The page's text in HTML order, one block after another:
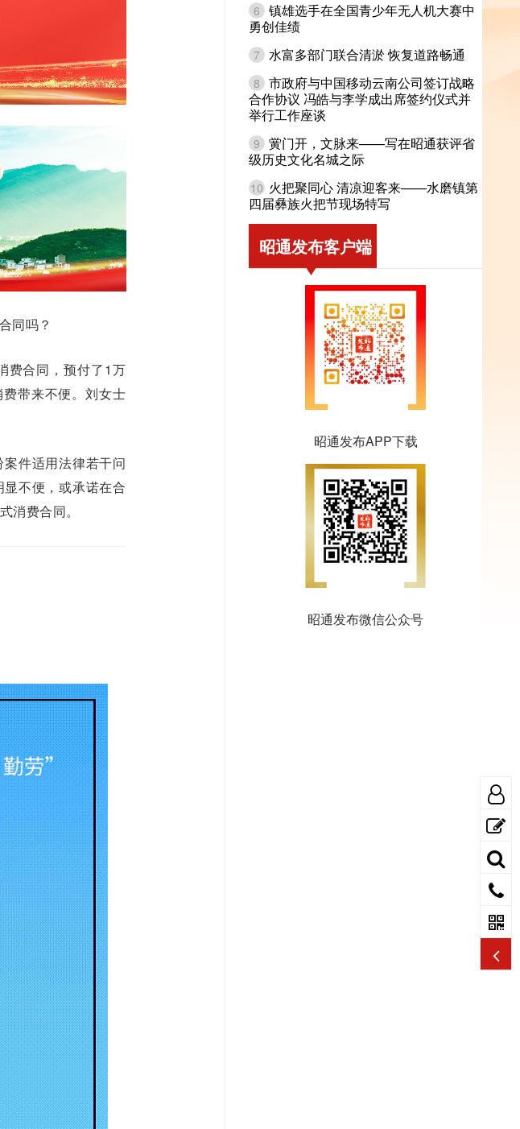
同吗？
费合同，预付了1万
带来不便。刘女士
件适用法律若干问
不便，或承诺在合
消费合同。
6 镇雄选手在全国青少年无人机大赛中
勇创佳绩
7 水富多部门联合清淤 恢复道路畅通
8 市政府与中国移动云南公司签订战略
合作协议 冯皓与李学成出席签约仪式并
举行工作座谈
9 黉门开，文脉来——写在昭通获评省
级历史文化名城之际
10 火把聚同心 清凉迎客来——水磨镇第
四届彝族火把节现场特写
昭通发布客户端
昭通发布APP下载
昭通发布微信公众号